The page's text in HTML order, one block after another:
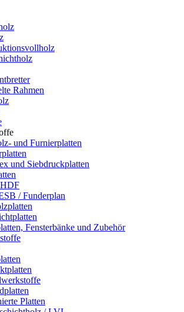
Rahmen
und Furnierplatten
und Siebdruckplatten
/ Funderplan
Fensterbänke und Zubehör
Platten